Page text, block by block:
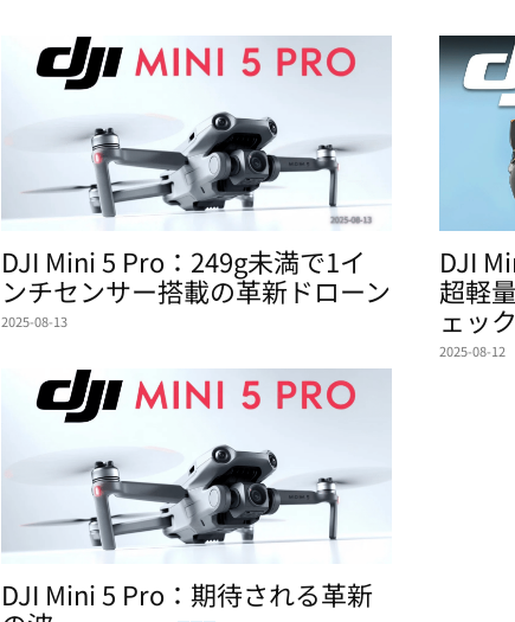
DJI Mini 5 Pro：249g未満で1イ
ンチセンサー搭載の革新ドローン
2025-08-13
DJI
超軽
ェック
2025-08-12
DJI Mini 5 Pro：期待される革新